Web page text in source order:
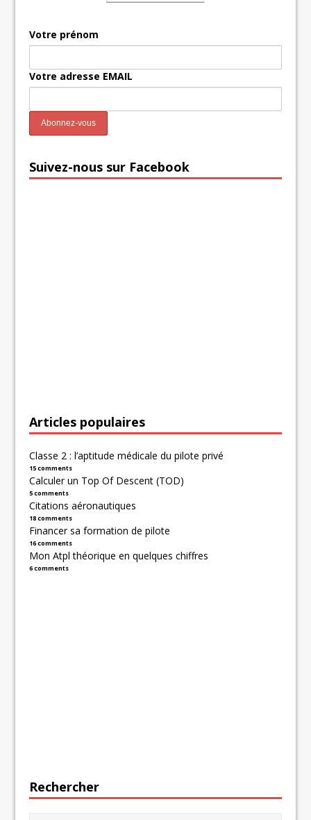
Votre prénom
Votre adresse EMAIL
Suivez-nous sur Facebook
Articles populaires
Classe 2 : l’aptitude médicale du pilote privé
15 comments
Calculer un Top Of Descent (TOD)
5 comments
Citations aéronautiques
18 comments
Financer sa formation de pilote
16 comments
Mon Atpl théorique en quelques chiffres
6 comments
Rechercher